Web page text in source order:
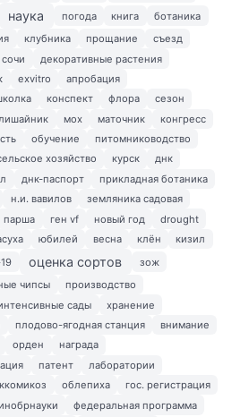
наука погода книга
ботаника
клубника прощание
съезд
сочи
декоративные растения
exvitro
апробация
конспект флора
сезон
лишайник мох маточник
конгресс
обучение
питомниководство
хозяйство курск
днк
днк-паспорт
прикладная ботаника
н.и. вавилов
земляника садовая
парша ген vf новый год
drought
юбилей весна клён
кизил
оценка сортов
зож
чипсы
производство
сады
хранение
плодово-ягодная станция
внимание
орден
награда
патент
лаборатории
облепиха
гос. регистрация
федеральная программа